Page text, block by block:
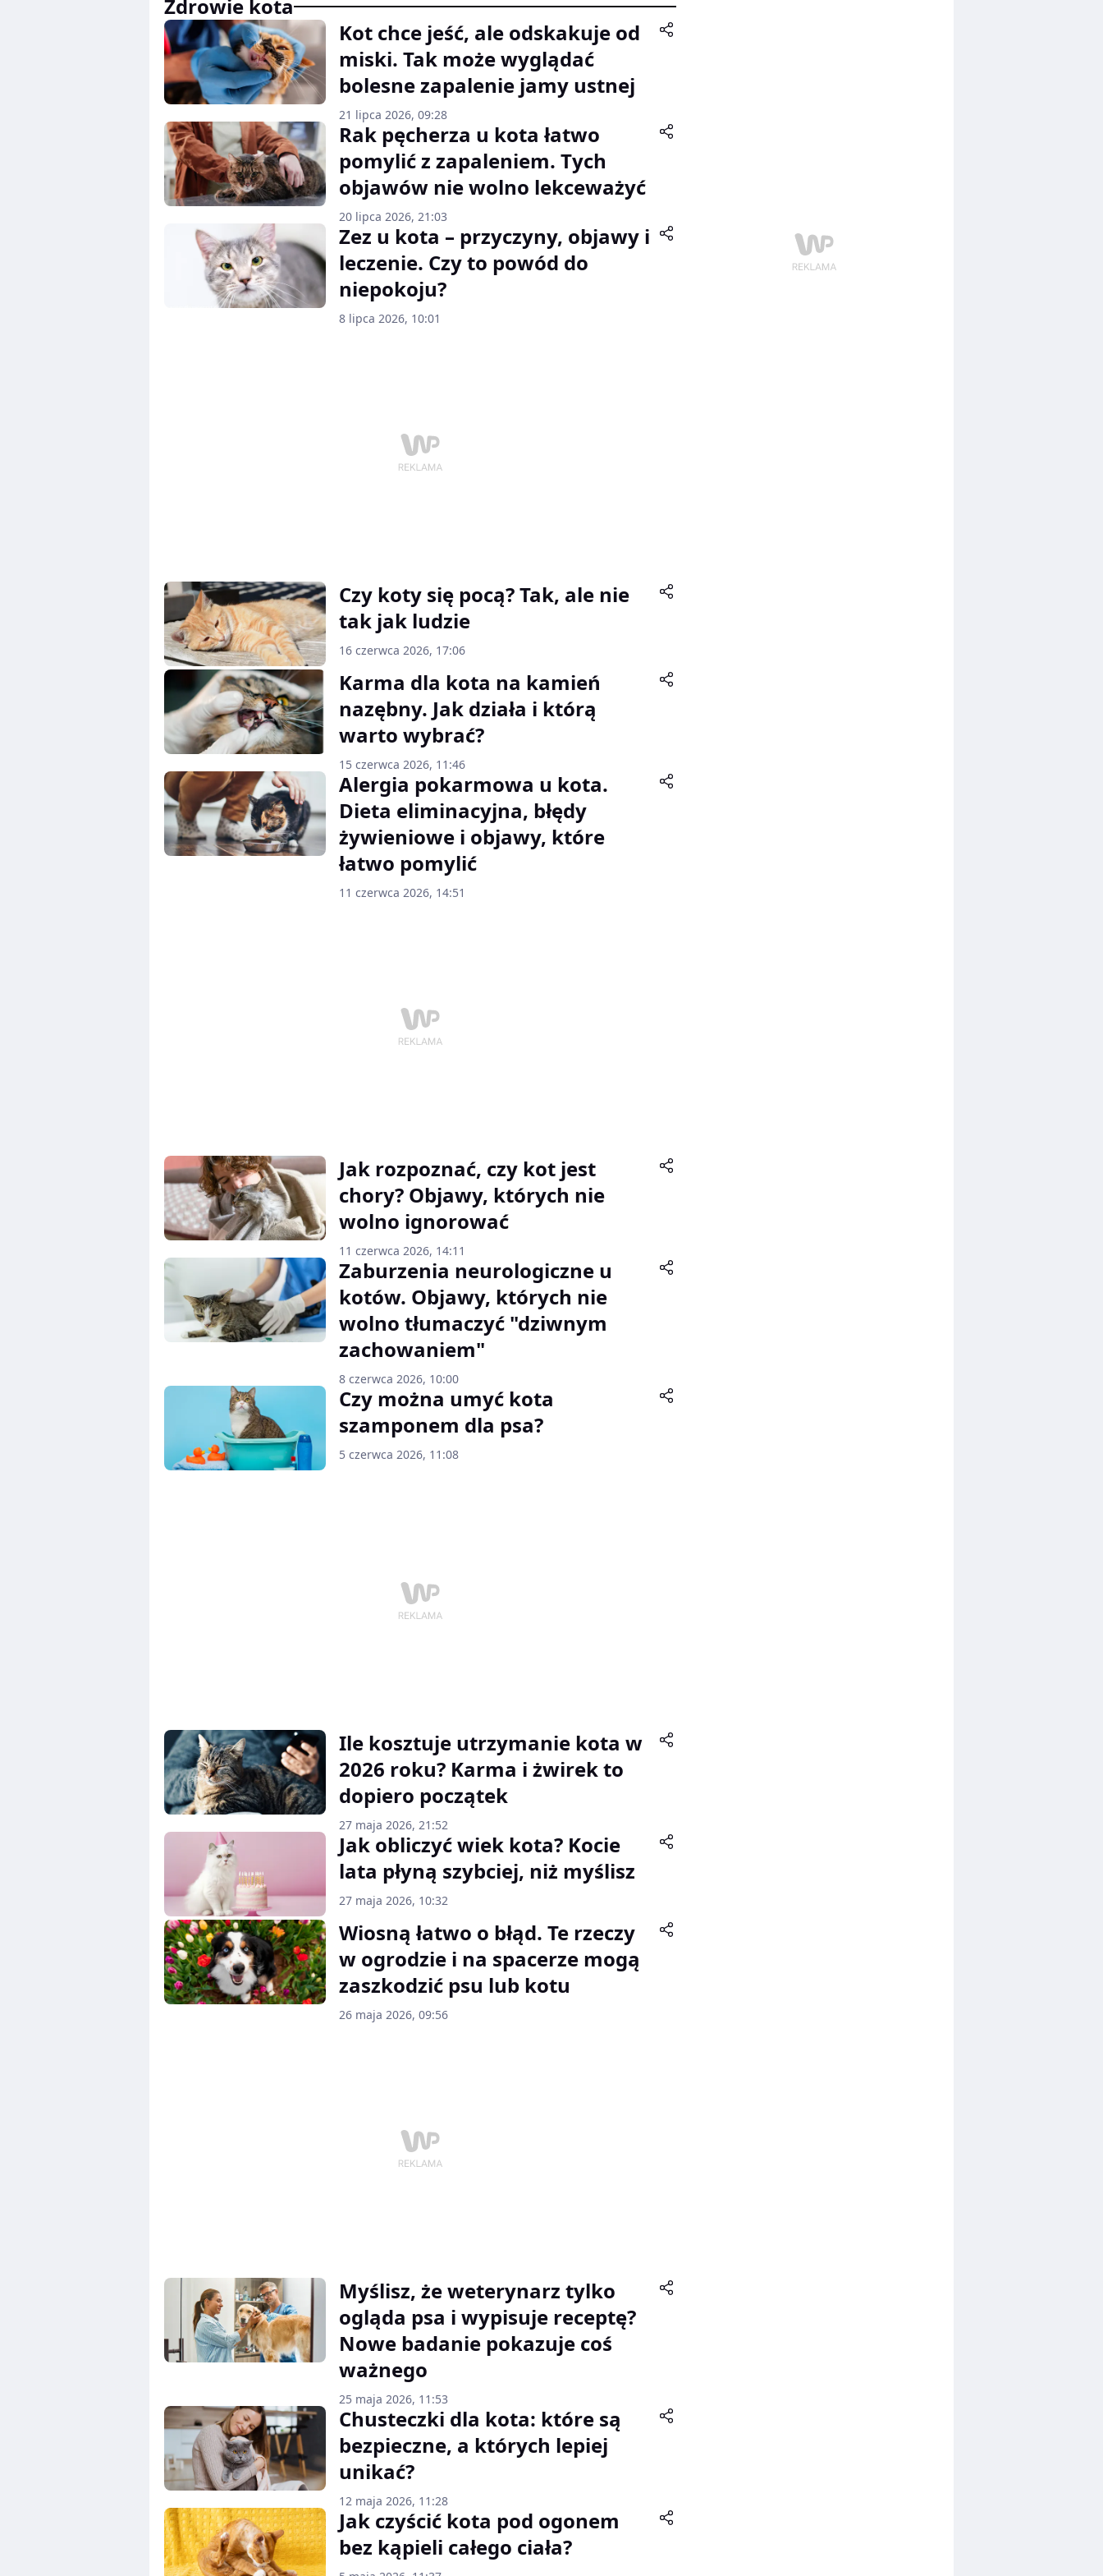
Zdrowie kota
Kot chce jeść, ale odskakuje od
miski. Tak może wyglądać
bolesne zapalenie jamy ustnej
21 lipca 2026, 09:28
Rak pęcherza u kota łatwo
pomylić z zapaleniem. Tych
objawów nie wolno lekceważyć
20 lipca 2026, 21:03
Zez u kota – przyczyny, objawy i
leczenie. Czy to powód do
niepokoju?
8 lipca 2026, 10:01
Czy koty się pocą? Tak, ale nie
tak jak ludzie
16 czerwca 2026, 17:06
Karma dla kota na kamień
nazębny. Jak działa i którą
warto wybrać?
15 czerwca 2026, 11:46
Alergia pokarmowa u kota.
Dieta eliminacyjna, błędy
żywieniowe i objawy, które
łatwo pomylić
11 czerwca 2026, 14:51
Jak rozpoznać, czy kot jest
chory? Objawy, których nie
wolno ignorować
11 czerwca 2026, 14:11
Zaburzenia neurologiczne u
kotów. Objawy, których nie
wolno tłumaczyć "dziwnym
zachowaniem"
8 czerwca 2026, 10:00
Czy można umyć kota
szamponem dla psa?
5 czerwca 2026, 11:08
Ile kosztuje utrzymanie kota w
2026 roku? Karma i żwirek to
dopiero początek
27 maja 2026, 21:52
Jak obliczyć wiek kota? Kocie
lata płyną szybciej, niż myślisz
27 maja 2026, 10:32
Wiosną łatwo o błąd. Te rzeczy
w ogrodzie i na spacerze mogą
zaszkodzić psu lub kotu
26 maja 2026, 09:56
Myślisz, że weterynarz tylko
ogląda psa i wypisuje receptę?
Nowe badanie pokazuje coś
ważnego
25 maja 2026, 11:53
Chusteczki dla kota: które są
bezpieczne, a których lepiej
unikać?
12 maja 2026, 11:28
Jak czyścić kota pod ogonem
bez kąpieli całego ciała?